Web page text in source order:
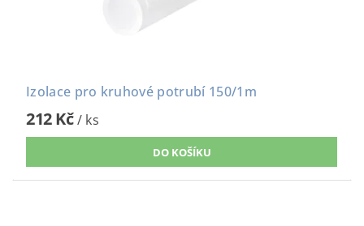
Izolace pro kruhové potrubí 150/1m
212 Kč/ ks